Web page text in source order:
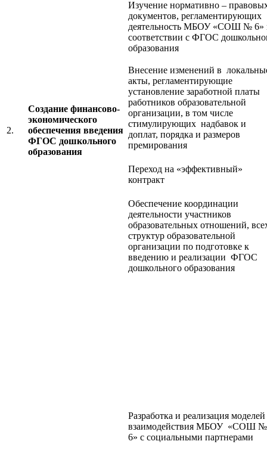
Изучение нормативно –
документов, регламентирующих
деятельность МБОУ «СОШ № 6»
соответствии с ФГОС
образования
2.
Создание финансово-
экономического
обеспечения введения
ФГОС дошкольного
образования
Внесение изменений в
акты, регламентирующие
установление заработной платы
работников образовательной
организации, в том числе
стимулирующих надбавок и
доплат, порядка и размеров
премирования
Переход на «эффективный»
контракт
Обеспечение координации
деятельности участников
образовательных отношений,
структур образовательной
организации по подготовке к
введению и реализации ФГОС
дошкольного образования
Разработка и реализация моделей
взаимодействия МБОУ «СОШ №
6» с социальными партнерами